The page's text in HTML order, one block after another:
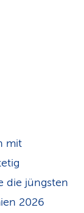
mit
die jüngsten
2026